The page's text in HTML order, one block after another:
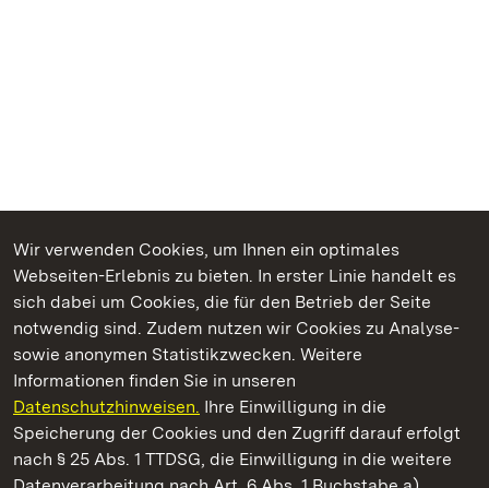
Wir verwenden Cookies, um Ihnen ein optimales
Webseiten-Erlebnis zu bieten. In erster Linie handelt es
sich dabei um Cookies, die für den Betrieb der Seite
notwendig sind. Zudem nutzen wir Cookies zu Analyse-
sowie anonymen Statistikzwecken. Weitere
Informationen finden Sie in unseren
Datenschutzhinweisen. Ihre Einwilligung in die
Speicherung der Cookies und den Zugriff darauf erfolgt
nach § 25 Abs. 1 TTDSG, die Einwilligung in die weitere
Kommen. Staunen. Genießen.
Staatliche Schlösser und Gärten Baden‑Württemberg
Staatliche Schlösser und Gärten Baden-Württemberg